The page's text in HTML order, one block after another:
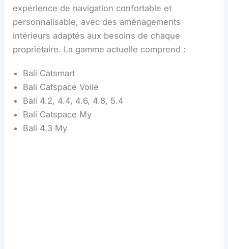
expérience de navigation confortable et
personnalisable, avec des aménagements
intérieurs adaptés aux besoins de chaque
propriétaire. La gamme actuelle comprend :
Bali Catsmart
Bali Catspace Voile
Bali 4.2, 4.4, 4.6, 4.8, 5.4
Bali Catspace My
Bali 4.3 My